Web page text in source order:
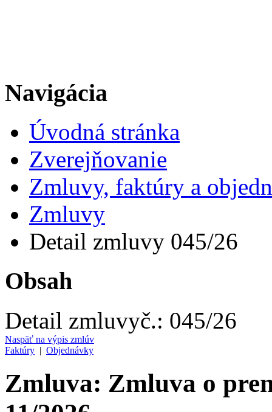
Navigácia
Úvodná stránka
Zverejňovanie
Zmluvy, faktúry a
Zmluvy
Detail zmluvy 045/26
Obsah
Detail zmluvyč.: 045/26
Naspäť na výpis zmlúv
Faktúry | Objednávky
Zmluva: Zmluva o